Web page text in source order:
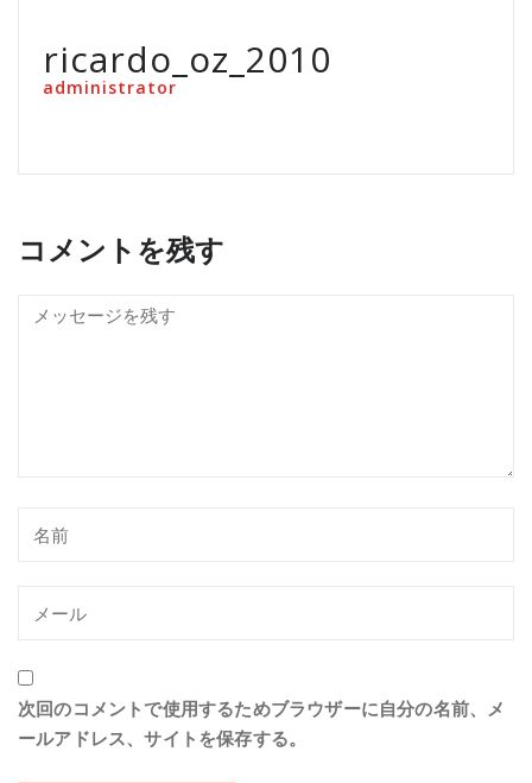
ricardo_oz_2010
administrator
コメントを残す
次回のコメントで使用するためブラウザーに自分の名前、メ
ールアドレス、サイトを保存する。